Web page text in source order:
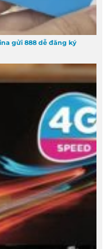
gửi 888 dễ đăng ký